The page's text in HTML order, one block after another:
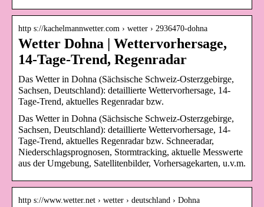
http s://kachelmannwetter.com › wetter › 2936470-dohna
Wetter Dohna | Wettervorhersage,
14-Tage-Trend, Regenradar
Das Wetter in Dohna (Sächsische Schweiz-Osterzgebirge,
Sachsen, Deutschland): detaillierte Wettervorhersage, 14-
Tage-Trend, aktuelles Regenradar bzw.
Das Wetter in Dohna (Sächsische Schweiz-Osterzgebirge,
Sachsen, Deutschland): detaillierte Wettervorhersage, 14-
Tage-Trend, aktuelles Regenradar bzw. Schneeradar,
Niederschlagsprognosen, Stormtracking, aktuelle Messwerte
aus der Umgebung, Satellitenbilder, Vorhersagekarten, u.v.m.
http s://www.wetter.net › wetter › deutschland › Dohna